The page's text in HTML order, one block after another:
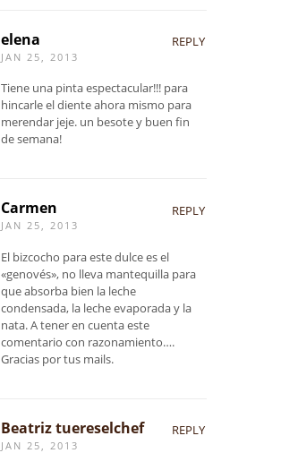
elena
JAN 25, 2013
REPLY
Tiene una pinta espectacular!!! para
hincarle el diente ahora mismo para
merendar jeje. un besote y buen fin
de semana!
Carmen
JAN 25, 2013
REPLY
El bizcocho para este dulce es el
«genovés», no lleva mantequilla para
que absorba bien la leche
condensada, la leche evaporada y la
nata. A tener en cuenta este
comentario con razonamiento….
Gracias por tus mails.
Beatriz tuereselchef
JAN 25, 2013
REPLY